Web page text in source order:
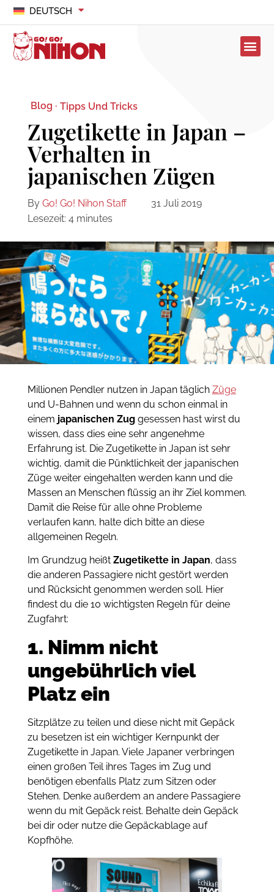
DEUTSCH
Blog · Tipps Und Tricks
Zugetikette in Japan –
Verhalten in
japanischen Zügen
By Go! Go! Nihon Staff
31 Juli 2019
Lesezeit: 4 minutes
Millionen Pendler nutzen in Japan täglich Züge
und U-Bahnen und wenn du schon einmal in
einem japanischen Zuggesessen hast wirst du
wissen, dass dies eine sehr angenehme
Erfahrung ist. Die Zugetikette in Japan ist sehr
wichtig, damit die Pünktlichkeit der japanischen
Züge weiter eingehalten werden kann und die
Massen an Menschen flüssig an ihr Ziel kommen.
Damit die Reise für alle ohne Probleme
verlaufen kann, halte dich bitte an diese
allgemeinen Regeln.
Im Grundzug heißt Zugetikette in Japan, dass
die anderen Passagiere nicht gestört werden
und Rücksicht genommen werden soll. Hier
findest du die 10 wichtigsten Regeln für deine
Zugfahrt:
1. Nimm nicht
ungebührlich viel
Platz ein
Sitzplätze zu teilen und diese nicht mit Gepäck
zu besetzen ist ein wichtiger Kernpunkt der
Zugetikette in Japan. Viele Japaner verbringen
einen großen Teil ihres Tages im Zug und
benötigen ebenfalls Platz zum Sitzen oder
Stehen. Denke außerdem an andere Passagiere
wenn du mit Gepäck reist. Behalte dein Gepäck
bei dir oder nutze die Gepäckablage auf
Kopfhöhe.